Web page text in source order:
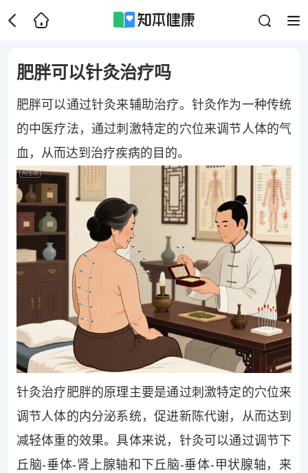
肥胖可以针灸治疗吗
肥胖可以通过针灸来辅助治疗。针灸作为一种传统
的中医疗法，通过刺激特定的穴位来调节人体的气
血，从而达到治疗疾病的目的。
针灸治疗肥胖的原理主要是通过刺激特定的穴位来
调节人体的内分泌系统，促进新陈代谢，从而达到
减轻体重的效果。具体来说，针灸可以通过调节下
丘脑-垂体-肾上腺轴和下丘脑-垂体-甲状腺轴，来